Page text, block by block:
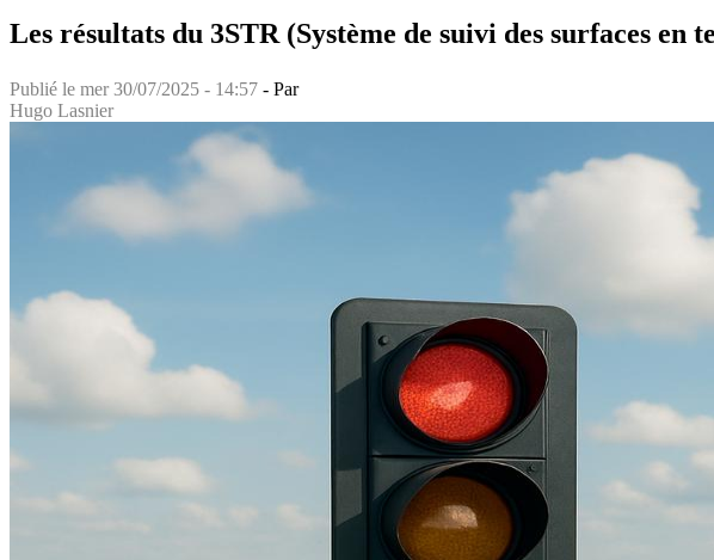
Les résultats du 3STR (Système de suivi des surfaces en
Publié le mer 30/07/2025 - 14:57 - Par
Hugo Lasnier